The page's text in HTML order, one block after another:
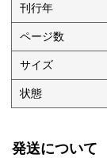
刊行年
ページ数
サイズ
状態
発送について